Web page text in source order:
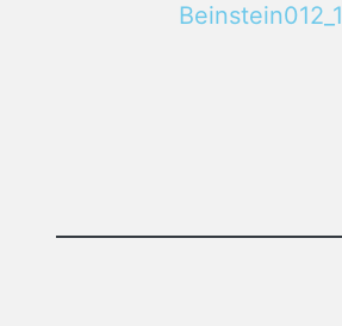
Beinstein012_1